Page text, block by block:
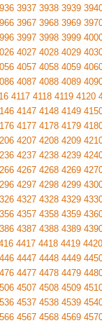
3937 3938 3939
3967 3968 3969
3997 3998 3999
4027 4028 4029
4057 4058 4059
4087 4088 4089
4117 4118 4119 4120
4147 4148 4149
4177 4178 4179
4207 4208 4209
4237 4238 4239
4267 4268 4269
4297 4298 4299
4327 4328 4329
4357 4358 4359
4387 4388 4389
4417 4418 4419 4420
4447 4448 4449
4477 4478 4479
4507 4508 4509
4537 4538 4539
4567 4568 4569